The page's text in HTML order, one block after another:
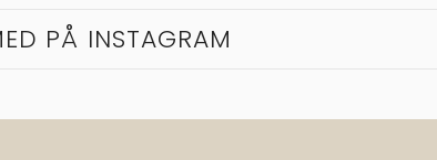
PÅ INSTAGRAM